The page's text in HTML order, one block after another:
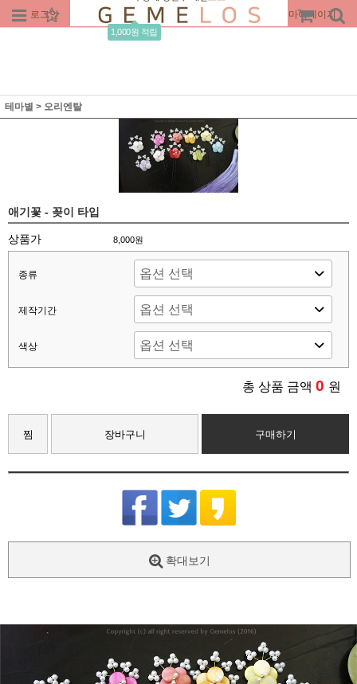
로그인 회원가입
1,000원 적립
주문조회 마이페이지
테마별 > 오리엔탈
애기꽃 - 꽂이 타입
상품가 8,000원
종류
제작기간
색상
총 상품 금액 0 원
찜 장바구니 구매하기
확대보기